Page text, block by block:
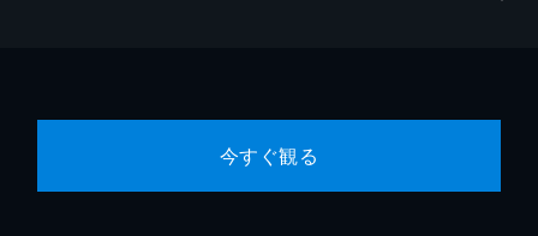
今すぐ観る